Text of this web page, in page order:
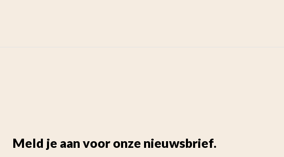
Meld je aan voor onze nieuwsbrief.